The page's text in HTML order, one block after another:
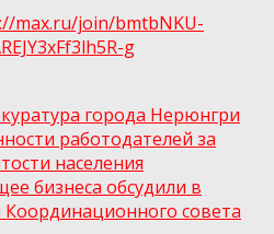
max.ru/join/bmtbNKU-
g
города Нерюнгри
работодателей за
населения
бизнеса обсудили в
совета